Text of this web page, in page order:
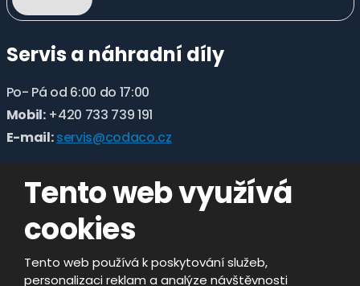
Servis a náhradní díly
Po- Pá od 6:00 do 17:00
Mobil:+420 733 739 191
E-mail: servis@codaco.cz
Tento web využívá
cookies
Tento web používá k poskytování služeb,
personalizaci reklam a analýze návštěvnosti